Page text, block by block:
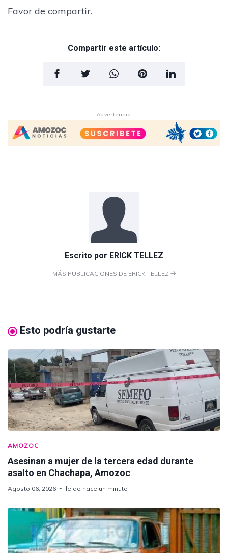
Favor de compartir.
Compartir este artículo:
- Advertencia -
Escrito por ERICK TELLEZ
MÁS PUBLICACIONES DE ERICK TELLEZ
Esto podría gustarte
AMOZOC
Asesinan a mujer de la tercera edad durante
asalto en Chachapa, Amozoc
Agosto 06, 2026 leido hace un minuto